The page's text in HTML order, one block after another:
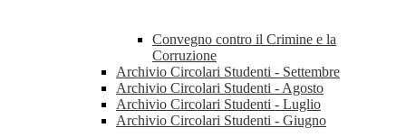
Convegno contro il Crimine e la
Corruzione
Archivio Circolari Studenti - Settembre
Archivio Circolari Studenti - Agosto
Archivio Circolari Studenti - Luglio
Archivio Circolari Studenti - Giugno